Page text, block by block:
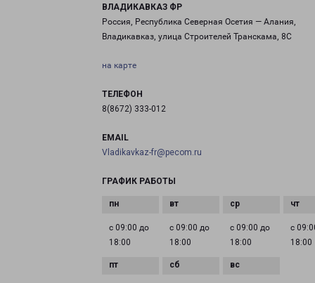
ВЛАДИКАВКАЗ ФР
Россия, Республика Северная Осетия — Алания,
Владикавказ, улица Строителей Транскама, 8С
на карте
ТЕЛЕФОН
8(8672) 333-012
EMAIL
Vladikavkaz-fr@pecom.ru
ГРАФИК РАБОТЫ
с 09:00 до
18:00
с 09:00 до
18:00
с 09:00 до
18:00
с
18:00